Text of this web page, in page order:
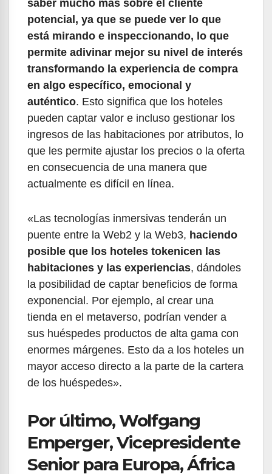
saber mucho más sobre el cliente
potencial, ya que se puede ver lo que
está mirando e inspeccionando, lo que
permite adivinar mejor su nivel de interés
transformando la experiencia de compra
en algo específico, emocional y
auténtico. Esto significa que los hoteles
pueden captar valor e incluso gestionar los
ingresos de las habitaciones por atributos, lo
que les permite ajustar los precios o la oferta
en consecuencia de una manera que
actualmente es difícil en línea.
«Las tecnologías inmersivas tenderán un
puente entre la Web2 y la Web3, haciendo
posible que los hoteles tokenicen las
habitaciones y las experiencias, dándoles
la posibilidad de captar beneficios de forma
exponencial. Por ejemplo, al crear una
tienda en el metaverso, podrían vender a
sus huéspedes productos de alta gama con
enormes márgenes. Esto da a los hoteles un
mayor acceso directo a la parte de la cartera
de los huéspedes».
Por último, Wolfgang
Emperger, Vicepresidente
Senior para Europa, África